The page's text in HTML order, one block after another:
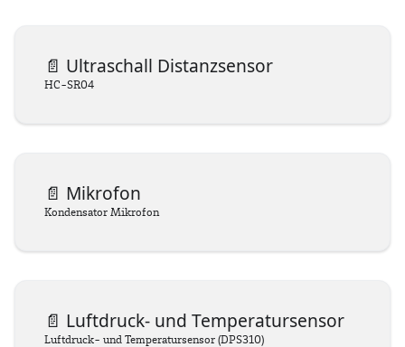
📄️ Ultraschall Distanzsensor
HC-SR04
📄️ Mikrofon
Kondensator Mikrofon
📄️ Luftdruck- und Temperatursensor
Luftdruck- und Temperatursensor (DPS310)